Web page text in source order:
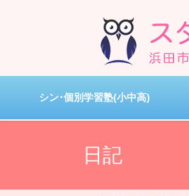
ツ
シ
シン･個別学習塾(小中高)
日記